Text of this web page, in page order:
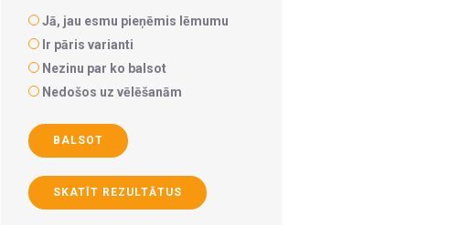
Jā, jau esmu pieņēmis lēmumu
Ir pāris varianti
Nezinu par ko balsot
Nedošos uz vēlēšanām
BALSOT
SKATĪT REZULTĀTUS